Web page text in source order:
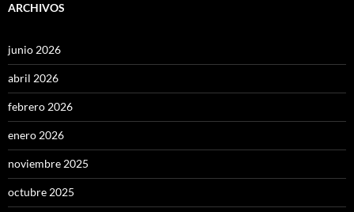
ARCHIVOS
junio 2026
abril 2026
febrero 2026
enero 2026
noviembre 2025
octubre 2025